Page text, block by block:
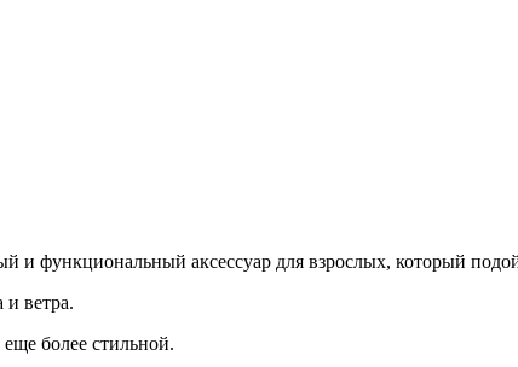
и функциональный аксессуар для взрослых, который
ветра.
еще более стильной.